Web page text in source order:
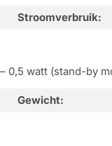
Stroomverbruik:
– 0,5 watt (stand-by
Gewicht: